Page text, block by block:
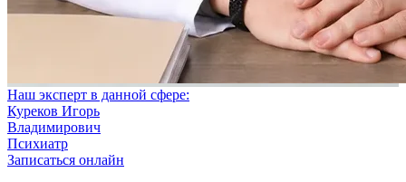
Наш эксперт в данной сфере:
Куреков Игорь
Владимирович
Психиатр
Записаться онлайн